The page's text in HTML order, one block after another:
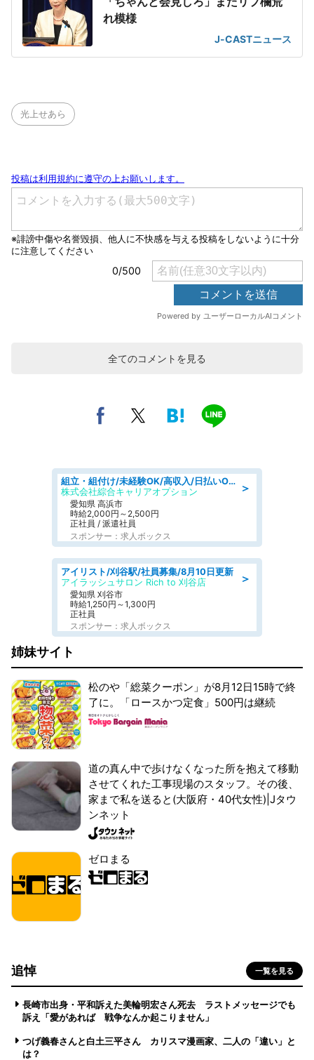
れ模様
J-CASTニュース
光上せあら
全てのコメントを見る
＞
組立・組付け/未経験OK/高収入/日払いOK/交替制/20・30・40代活躍中
株式会社綜合キャリアオプション
愛知県 高浜市
時給2,000円～2,500円
正社員 / 派遣社員
スポンサー：求人ボックス
＞
アイリスト/刈谷駅/社員募集/8月10日更新
アイラッシュサロン Rich to 刈谷店
愛知県 刈谷市
時給1,250円～1,300円
正社員
スポンサー：求人ボックス
姉妹サイト
松のや「総菜クーポン」が8月12日15時で終
了に。「ロースかつ定食」500円は継続
道の真ん中で歩けなくなった所を抱えて移動
させてくれた工事現場のスタッフ。その後、
家まで私を送ると(大阪府・40代女性)|Jタウ
ンネット
ゼロまる
追悼 一覧を見る
長崎市出身・平和訴えた美輪明宏さん死去 ラストメッセージでも
訴え「愛があれば 戦争なんか起こりません」
つげ義春さんと白土三平さん カリスマ漫画家、二人の「違い」と
は？